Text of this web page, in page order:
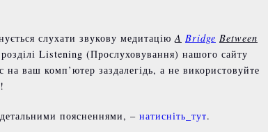
слухати звукову медитацію A Bridge Between
Listening (Прослуховування) нашого сайту
на ваш комп’ютер заздалегідь, а не використовуйте
поясненнями, – натисніть_тут.